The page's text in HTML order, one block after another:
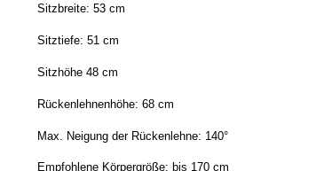
Sitzbreite: 53 cm
Sitztiefe: 51 cm
Sitzhöhe 48 cm
Rückenlehnenhöhe: 68 cm
Max. Neigung der Rückenlehne: 140°
Empfohlene Körpergröße: bis 170 cm